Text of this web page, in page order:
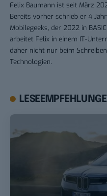
Felix Baumann ist seit März
Bereits vorher schrieb er 4
Mobilegeeks, der 2022 in
arbeitet Felix in einem IT-
daher nicht nur beim
Technologien.